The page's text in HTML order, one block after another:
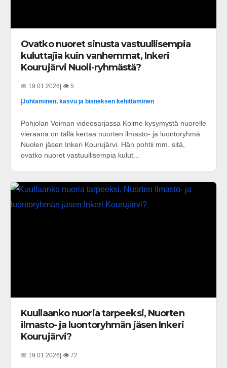
Ovatko nuoret sinusta vastuullisempia
kuluttajia kuin vanhemmat, Inkeri
Kourujärvi Nuoli-ryhmästä?
📅 19.01.2026| 👁️ 5
|Johtaminen, kasvu ja bisneksen kehittäminen
Pohjolan Voiman videosarjassa Kolme kysymystä nuorelle
vieraana on tällä kertaa nuorten ilmasto- ja luontoryhmä
Nuolen jäsen Inkeri Kourujärvi. Hän pohtii mm. sitä,
ovatko nuoret vastuullisempia kulut...
Kuullaanko nuoria tarpeeksi, Nuorten
ilmasto- ja luontoryhmän jäsen Inkeri
Kourujärvi?
📅 19.01.2026 | 👁️ 72